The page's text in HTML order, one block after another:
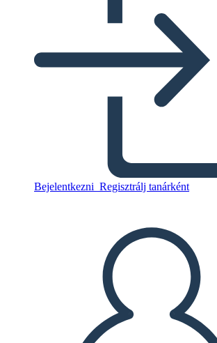
Bejelentkezni Regisztrálj tanárként
DIAVETÍTÉS LEJÁTSZÁSA
OLVASS NEKEM